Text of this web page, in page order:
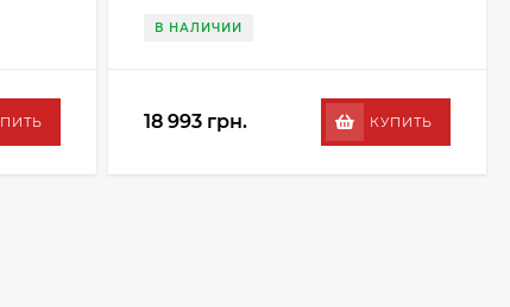
В НАЛИЧИИ
18 993 грн. КУПИТЬ